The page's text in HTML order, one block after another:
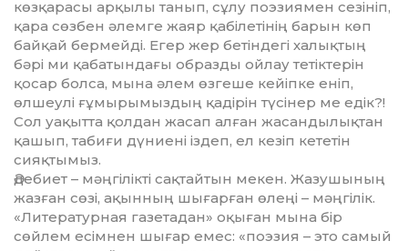
көзқарасы арқылы та­нып, сұлу поэзиямен сезініп,
қара сөз­бен әлемге жаяр қабіле­тінің барын көп
байқай бермейді. Егер жер бетіндегі халықтың
бәрі ми қа­батындағы образды ойлау те­тік­терін
қосар болса, мына әлем өзгеше кейіпке еніп,
өлшеулі ғұ­мырымыздың қадірін түсінер ме едік?!
Сол уақытта қолдан жасап алған жасандылықтан
қашып, та­биғи дүниені іздеп, ел кезіп ке­те­тін
сияқтымыз.
Әдебиет – мәңгілікті сақтай­тын мекен. Жазушының
жазған сөзі, ақынның шығарған өлеңі – мәңгілік.
«Литературная газе­та­дан» оқыған мына бір
сөйлем есімнен шығар емес: «поэзия – это самый